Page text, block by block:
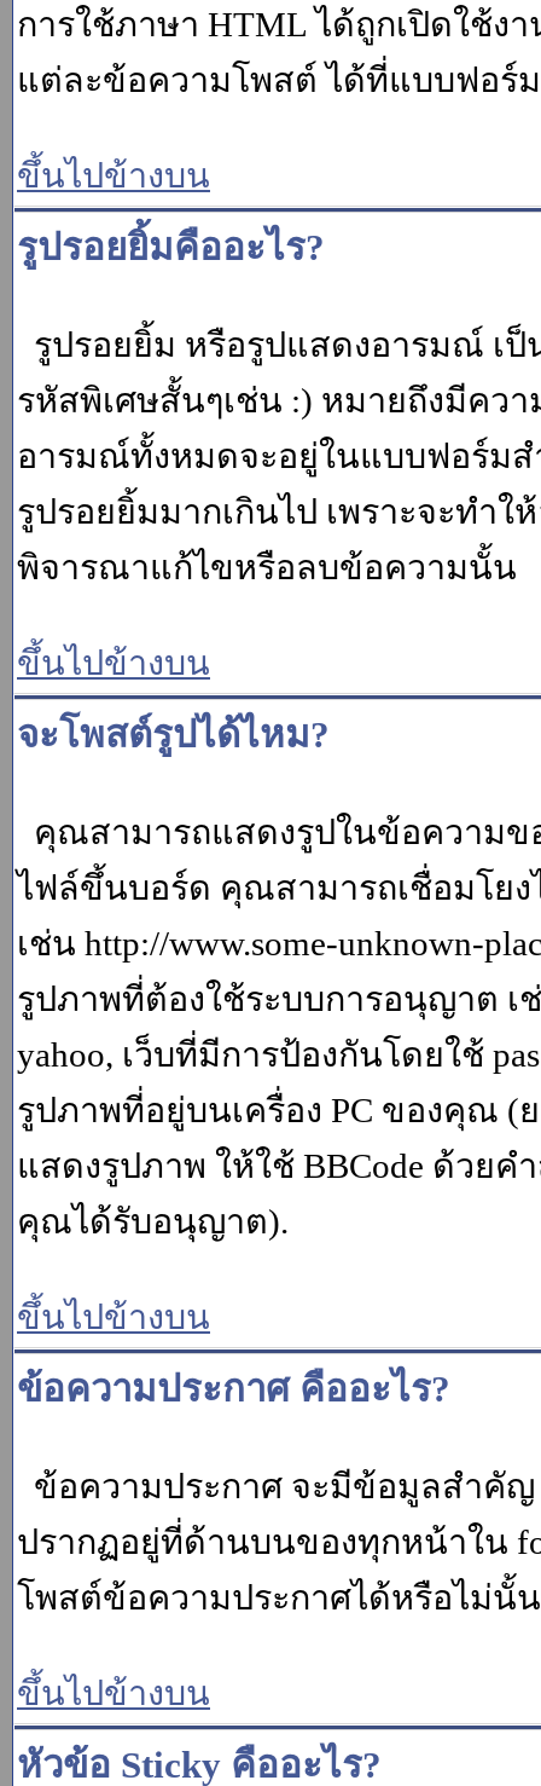
การใช้ภาษา HTML ได้ถูกเปิดใช้
แต่ละข้อความโพสต์ ได้ที่แบบฟอร์
ขึ้นไปข้างบน
รูปรอยยิ้มคืออะไร?
รูปรอยยิ้ม หรือรูปแสดงอารมณ์ เ
รหัสพิเศษสั้นๆเช่น :) หมายถึงมีคว
อารมณ์ทั้งหมดจะอยู่ในแบบฟอร์ม
รูปรอยยิ้มมากเกินไป เพราะจะทำใ
พิจารณาแก้ไขหรือลบข้อความนั้น
ขึ้นไปข้างบน
จะโพสต์รูปได้ไหม?
คุณสามารถแสดงรูปในข้อความ
ไฟล์ขึ้นบอร์ด คุณสามารถเชื่อมโยง
เช่น http://www.some-unknown-
รูปภาพที่ต้องใช้ระบบการอนุญาต เ
yahoo, เว็บที่มีการป้องกันโดยใช้
รูปภาพที่อยู่บนเครื่อง PC ของคุณ (
แสดงรูปภาพ ให้ใช้ BBCode ด้วย
คุณได้รับอนุญาต).
ขึ้นไปข้างบน
ข้อความประกาศ คืออะไร?
ข้อความประกาศ จะมีข้อมูลสำคั
ปรากฏอยู่ที่ด้านบนของทุกหน้าใน
โพสต์ข้อความประกาศได้หรือไม่นั้
ขึ้นไปข้างบน
หัวข้อ Sticky คืออะไร?